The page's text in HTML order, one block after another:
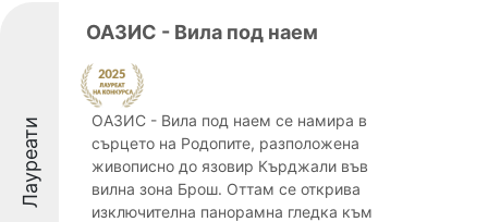
Лауреати
ОАЗИС - Вила под наем
ОАЗИС - Вила под наем се намира в
сърцето на Родопите, разположена
живописно до язовир Кърджали във
вилна зона Брош. Оттам се открива
изключителна панорамна гледка към